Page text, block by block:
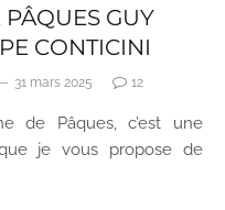
GUY
CONTICINI
31 mars 2025 12
de Pâques, c’est une
je vous propose de